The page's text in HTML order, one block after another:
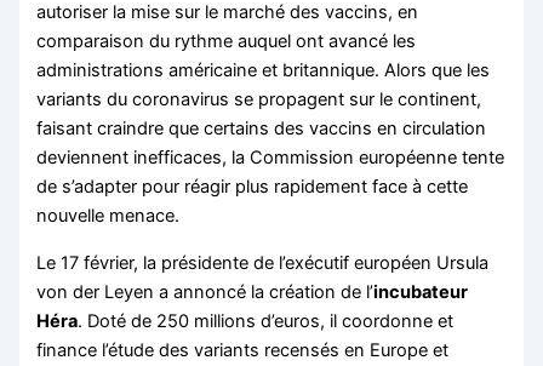
autoriser la mise sur le marché des vaccins, en
comparaison du rythme auquel ont avancé les
administrations américaine et britannique. Alors que les
variants du coronavirus se propagent sur le continent,
faisant craindre que certains des vaccins en circulation
deviennent inefficaces, la Commission européenne tente
de s’adapter pour réagir plus rapidement face à cette
nouvelle menace.
Le 17 février, la présidente de l’exécutif européen Ursula
von der Leyen a annoncé la création de l’incubateur
Héra. Doté de 250 millions d’euros, il coordonne et
finance l’étude des variants recensés en Europe et